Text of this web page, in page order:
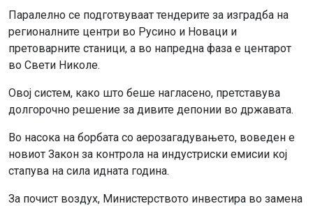
Паралелно се подготвуваат тендерите за изградба на
регионалните центри во Русино и Новаци и
претоварните станици, а во напредна фаза е центарот
во Свети Николе.
Овој систем, како што беше нагласено, претставува
долгорочно решение за дивите депонии во државата.
Во насока на борбата со аерозагадувањето, воведен е
новиот Закон за контрола на индустриски емисии кој
стапува на сила идната година.
За почист воздух, Министерството инвестира во замена